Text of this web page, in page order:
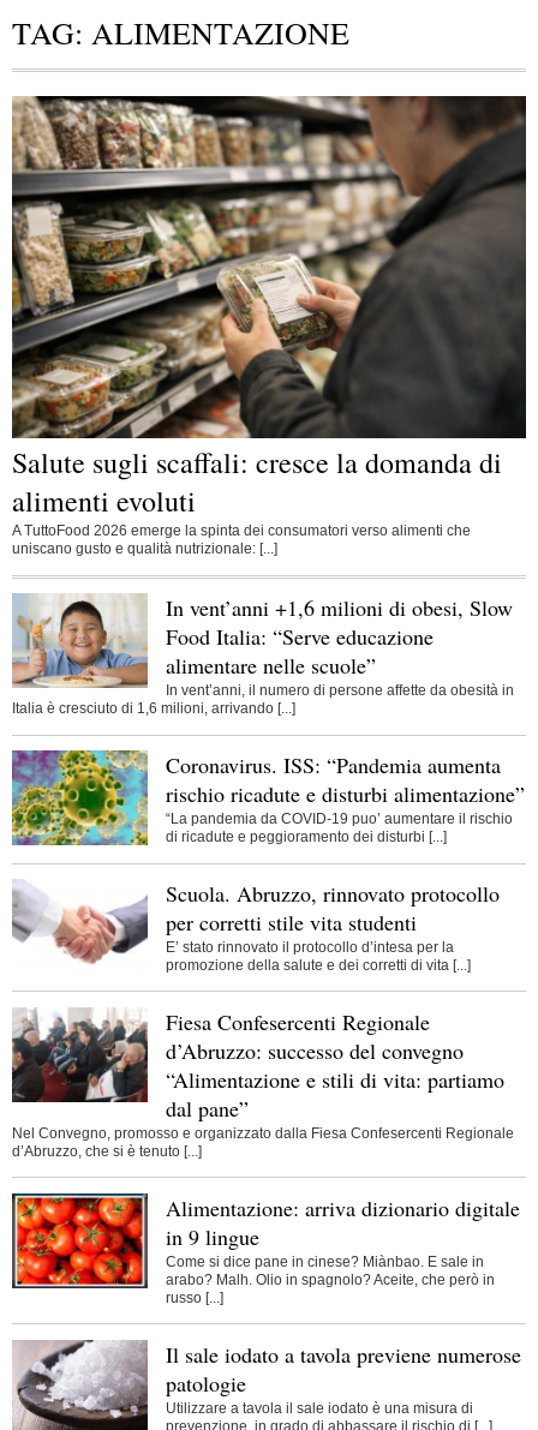
TAG: ALIMENTAZIONE
Salute sugli scaffali: cresce la domanda di
alimenti evoluti
A TuttoFood 2026 emerge la spinta dei consumatori verso alimenti che
uniscano gusto e qualità nutrizionale: [...]
In vent’anni +1,6 milioni di obesi, Slow
Food Italia: “Serve educazione
alimentare nelle scuole”
In vent’anni, il numero di persone affette da obesità in
Italia è cresciuto di 1,6 milioni, arrivando [...]
Coronavirus. ISS: “Pandemia aumenta
rischio ricadute e disturbi alimentazione”
“La pandemia da COVID-19 puo’ aumentare il rischio
di ricadute e peggioramento dei disturbi [...]
Scuola. Abruzzo, rinnovato protocollo
per corretti stile vita studenti
E’ stato rinnovato il protocollo d’intesa per la
promozione della salute e dei corretti di vita [...]
Fiesa Confesercenti Regionale
d’Abruzzo: successo del convegno
“Alimentazione e stili di vita: partiamo
dal pane”
Nel Convegno, promosso e organizzato dalla Fiesa Confesercenti Regionale
d’Abruzzo, che si è tenuto [...]
Alimentazione: arriva dizionario digitale
in 9 lingue
Come si dice pane in cinese? Miànbao. E sale in
arabo? Malh. Olio in spagnolo? Aceite, che però in
russo [...]
Il sale iodato a tavola previene numerose
patologie
Utilizzare a tavola il sale iodato è una misura di
prevenzione, in grado di abbassare il rischio di [...]